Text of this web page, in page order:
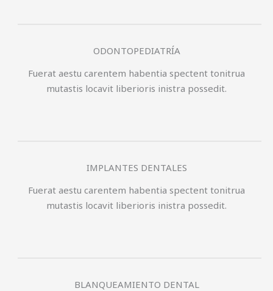
ODONTOPEDIATRÍA
Fuerat aestu carentem habentia spectent tonitrua
mutastis locavit liberioris inistra possedit.
IMPLANTES DENTALES
Fuerat aestu carentem habentia spectent tonitrua
mutastis locavit liberioris inistra possedit.
BLANQUEAMIENTO DENTAL